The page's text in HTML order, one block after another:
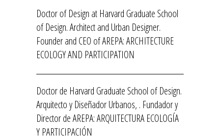
Doctor of Design at Harvard Graduate School
of Design. Architect and Urban Designer.
Founder and CEO of AREPA: ARCHITECTURE
ECOLOGY AND PARTICIPATION
Doctor de Harvard Graduate School of Design.
Arquitecto y Diseñador Urbanos, . Fundador y
Director de AREPA: ARQUITECTURA ECOLOGÍA
Y PARTICIPACIÓN